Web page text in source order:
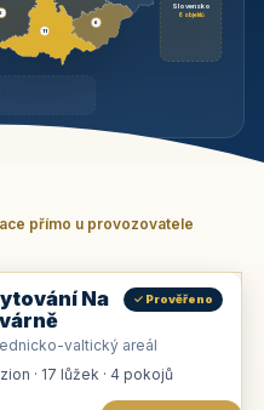
Slovensko
6 objektů
2
11
6
přímo u provozovatele
Na
✓ Prověřeno
valtický areál
· 17 lůžek · 4 pokojů